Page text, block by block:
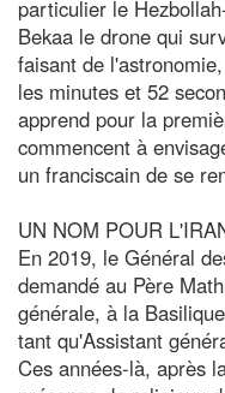
particulier le
Bekaa le drone qui
faisant de
les minutes et 52
apprend pour la
commencent à
un franciscain de se
UN NOM POUR
En 2019, le Général
demandé au Père
générale, à la
tant qu'Assistant
Ces années-là, après